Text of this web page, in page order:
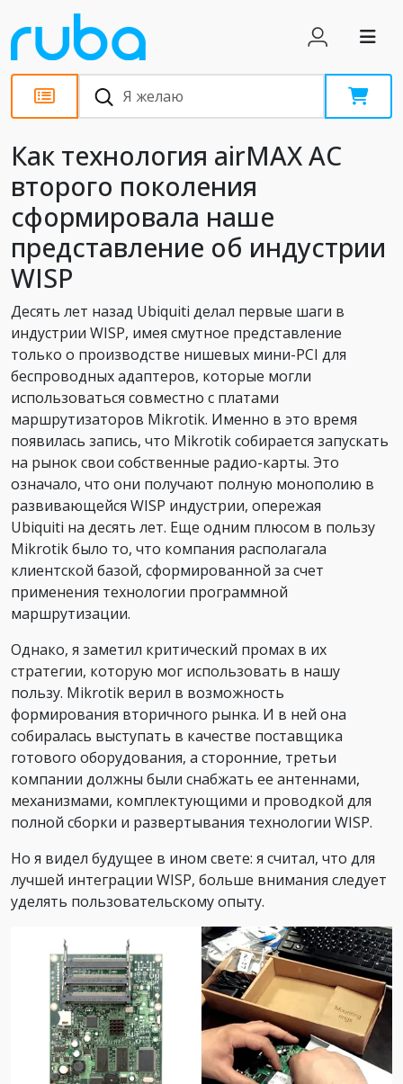
Статьи
Как технология airMAX AC
второго поколения
сформировала наше
представление об индустрии
WISP
Десять лет назад Ubiquiti делал первые шаги в
индустрии WISP, имея смутное представление
только о производстве нишевых мини-PCI для
беспроводных адаптеров, которые могли
использоваться совместно с платами
маршрутизаторов Mikrotik. Именно в это время
появилась запись, что Mikrotik собирается запускать
на рынок свои собственные радио-карты. Это
означало, что они получают полную монополию в
развивающейся WISP индустрии, опережая
Ubiquiti на десять лет. Еще одним плюсом в пользу
Mikrotik было то, что компания располагала
клиентской базой, сформированной за счет
применения технологии программной
маршрутизации.
Однако, я заметил критический промах в их
стратегии, которую мог использовать в нашу
пользу. Mikrotik верил в возможность
формирования вторичного рынка. И в ней она
собиралась выступать в качестве поставщика
готового оборудования, а сторонние, третьи
компании должны были снабжать ее антеннами,
механизмами, комплектующими и проводкой для
полной сборки и развертывания технологии WISP.
Но я видел будущее в ином свете: я считал, что для
лучшей интеграции WISP, больше внимания следует
уделять пользовательскому опыту.